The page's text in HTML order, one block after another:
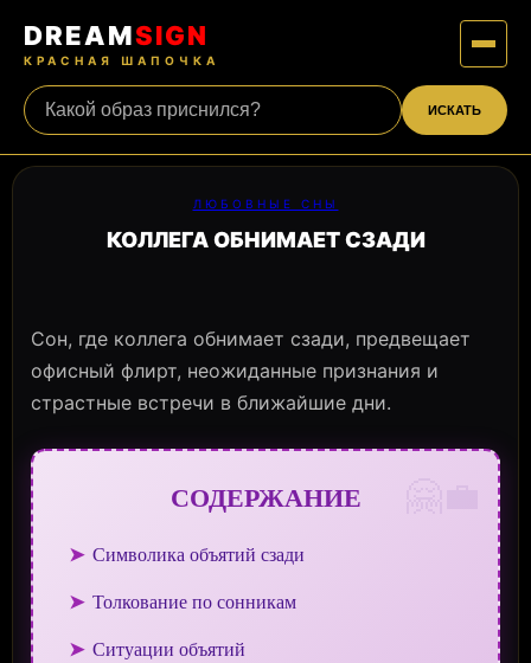
DREAMSIGN
КРАСНАЯ ШАПОЧКА
ИСКАТЬ
ЛЮБОВНЫЕ СНЫ
КОЛЛЕГА ОБНИМАЕТ СЗАДИ
Сон, где коллега обнимает сзади, предвещает
офисный флирт, неожиданные признания и
страстные встречи в ближайшие дни.
СОДЕРЖАНИЕ
➤ Символика объятий сзади
➤ Толкование по сонникам
➤ Ситуации объятий